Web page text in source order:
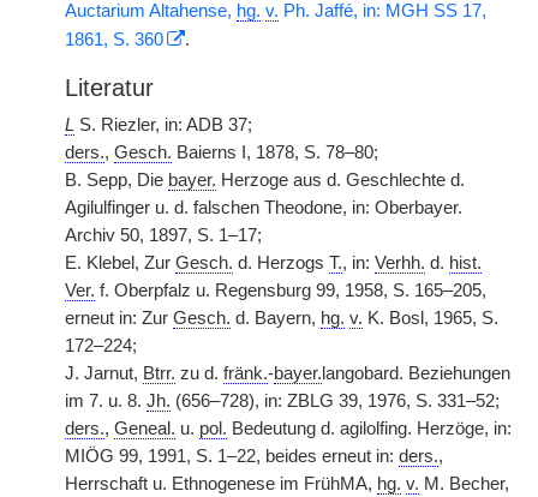
Auctarium Altahense, hg. v. Ph. Jaffé, in: MGH SS 17,
1861, S. 360
.
Literatur
L S. Riezler, in: ADB 37;
ders., Gesch. Baierns I, 1878, S. 78–80;
B. Sepp, Die bayer. Herzoge aus d. Geschlechte d.
Agilulfinger u. d. falschen Theodone, in: Oberbayer.
Archiv 50, 1897, S. 1–17;
E. Klebel, Zur Gesch. d. Herzogs T., in: Verhh. d. hist.
Ver. f. Oberpfalz u. Regensburg 99, 1958, S. 165–205,
erneut in: Zur Gesch. d. Bayern, hg. v. K. Bosl, 1965, S.
172–224;
J. Jarnut, Btrr. zu d. fränk.-bayer. langobard. Beziehungen
im 7. u. 8. Jh. (656–728), in: ZBLG 39, 1976, S. 331–52;
ders., Geneal. u. pol. Bedeutung d. agilolfing. Herzöge, in:
MIÖG 99, 1991, S. 1–22, beides erneut in: ders.,
Herrschaft u. Ethnogenese im FrühMA, hg. v. M. Becher,